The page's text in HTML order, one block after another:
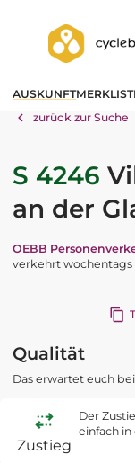
AUSKUNFT
zurück zur Suche
S 4246
an der
OEBB
verkehrt wochentags
Qualität
Das erwartet euch
Zustieg
Der
einfach in